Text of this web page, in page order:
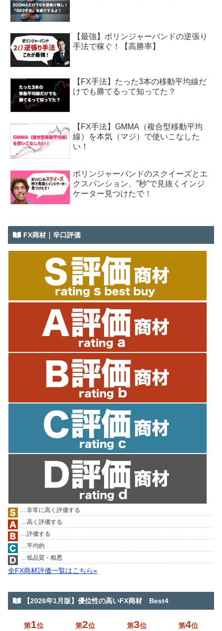
【最強】ボリンジャーバンドの逆張り
手法で稼ぐ！【高勝率】
【FX手法】たった3本の移動平均線だ
けでも勝てるって知ってた？
【FX手法】GMMA（複合型移動平均
線）を本気（マジ）で使いこなした
い！
ボリンジャーバンドのスクイーズとエ
クスパンション、”秒”で見抜くインジ
ケーター見つけたで！
FX商材｜辛口評価
…非常に高く評価する
…高く評価する
…評価する
…平均的
…低品質・粗悪
全FX商材評価一覧はこちら»
【2026年1月版】優位性の高いFX商材 Best4
第1位 第2位 第3位 第4位